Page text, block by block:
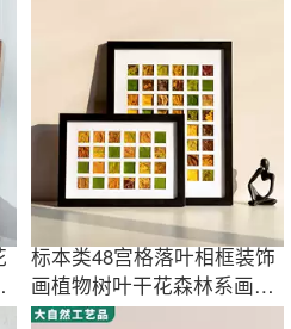
标本类48宫格落叶相框装饰
画植物树叶干花森林系画框
墙ins手工diy